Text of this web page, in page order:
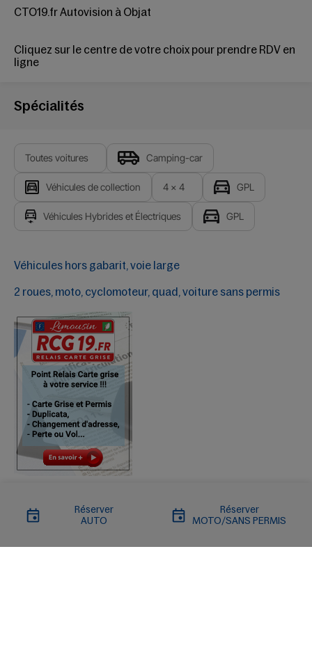
CTO19.fr Autovision à Objat
Cliquez sur le centre de votre choix pour prendre RDV en
ligne
Spécialités
Toutes voitures Camping-car
Véhicules de collection 4 x 4 GPL
Véhicules Hybrides et Électriques GPL
Véhicules hors gabarit, voie large
2 roues, moto, cyclomoteur, quad, voiture sans permis
Réserver
AUTO
Réserver
MOTO/SANS PERMIS